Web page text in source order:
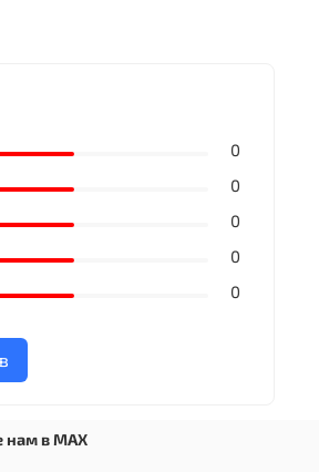
0
0
0
0
0
нам в MAX